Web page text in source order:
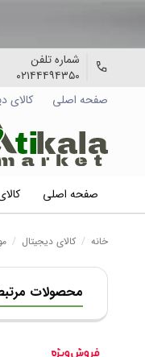
شماره تلفن
۰۲۱۴۴۴۹۴۳۵۰
صفحه اصلی
کالاي
صفحه اصلی
خانه / کالاي دیجیتال /
محصولات